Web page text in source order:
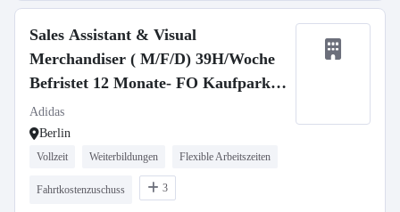
Sales Assistant & Visual
Merchandiser ( M/F/D) 39H/Woche
Befristet 12 Monate- FO Kaufpark
Eiche
Adidas
Berlin
Vollzeit Weiterbildungen Flexible Arbeitszeiten
Fahrtkostenzuschuss 3